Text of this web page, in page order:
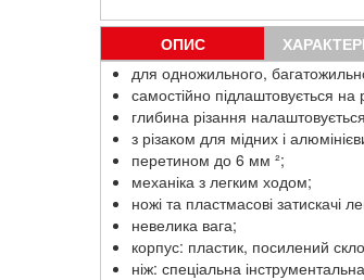
ОПИС
для одножильного,
самостійно підлаштовується
глибина різання
з різаком для мідних і
перетином до 6 мм ²;
механіка з легким ходом;
ножі та пластмасові затискачі
невелика вага;
корпус: пластик, посилений
ніж: спеціальна